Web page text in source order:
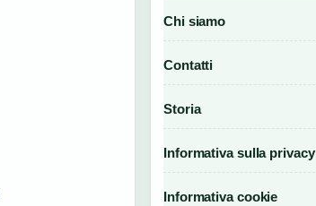
Chi siamo
Contatti
Storia
Informativa sulla privacy
Informativa cookie